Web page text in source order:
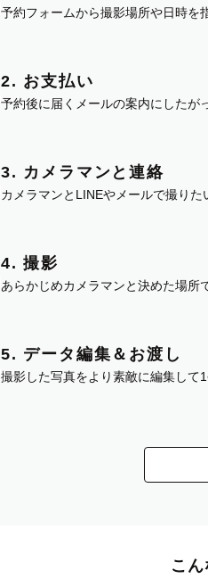
予約フォームから撮影場所や日時を
2. お支払い
予約後に届くメールの案内にしたが
3. カメラマンと連絡
カメラマンとLINEやメールで撮りた
4. 撮影
あらかじめカメラマンと決めた場所
5. データ編集＆お渡し
撮影した写真をより素敵に編集して
こ